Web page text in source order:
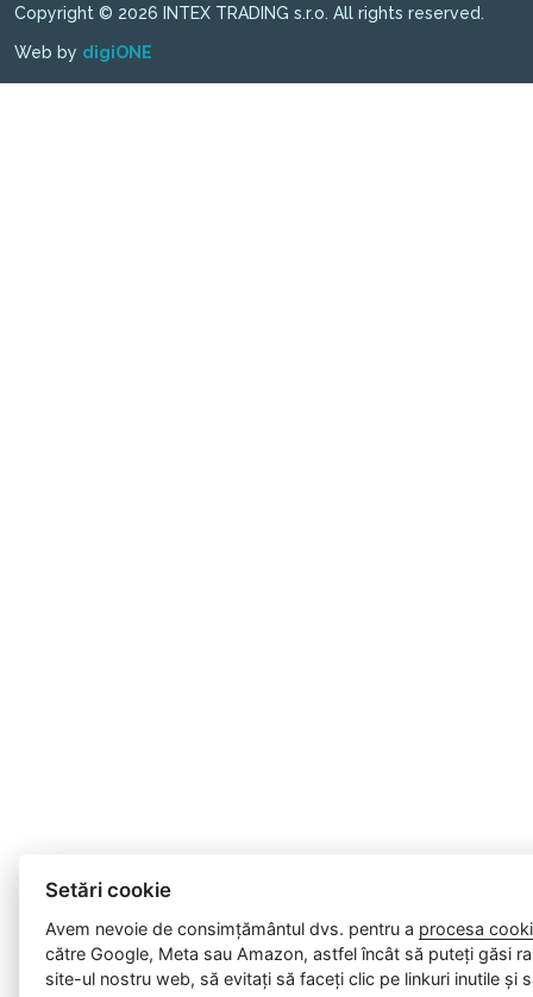
Copyright © 2026 INTEX TRADING s.r.o. All rights reserved.
Web by digiONE
Setări cookie
Avem nevoie de consimțământul dvs. pentru a procesa
către Google, Meta sau Amazon, astfel încât să puteți găsi
site-ul nostru web, să evitați să faceți clic pe linkuri inutile și